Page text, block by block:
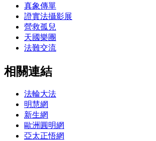
真象傳單
證實法攝影展
營救孤兒
天國樂團
法難交流
相關連結
法輪大法
明慧網
新生網
歐洲圓明網
亞太正悟網